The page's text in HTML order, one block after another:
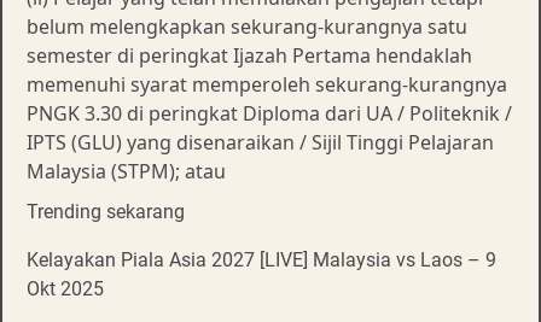
belum melengkapkan sekurang-kurangnya satu
semester di peringkat Ijazah Pertama hendaklah
memenuhi syarat memperoleh sekurang-kurangnya
PNGK 3.30 di peringkat Diploma dari UA / Politeknik /
IPTS (GLU) yang disenaraikan / Sijil Tinggi Pelajaran
Malaysia (STPM); atau
Trending sekarang
Kelayakan Piala Asia 2027 [LIVE] Malaysia vs Laos – 9
Okt 2025